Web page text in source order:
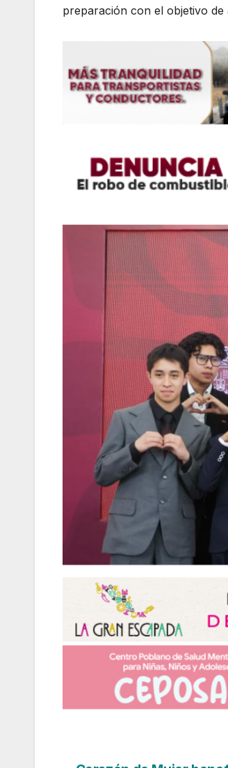
preparación con el objetivo